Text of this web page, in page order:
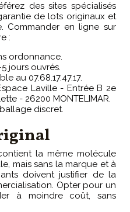
des sites spécialisés
de lots originaux et
Commander en ligne sur
:
ordonnance.
jours ouvrés.
au 07.68.17.47.17.
Laville - Entrée B 2e
- 26200 MONTELIMAR.
discret.
la même molécule
mais sans la marque et à
doivent justifier de la
Opter pour un
à moindre coût, sans